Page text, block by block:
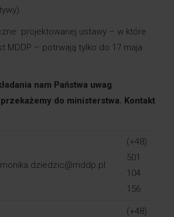
projektowanej ustawy – w które
MDDP – potrwają tylko do 17 maja
nam Państwa uwag
do ministerstwa. Kontakt
monika.dziedzic@mddp.pl
(+48)
501
104
156
(+48)